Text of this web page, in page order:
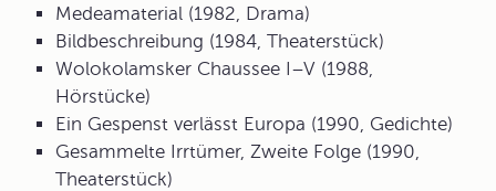
Medeamaterial (1982, Drama)
Bildbeschreibung (1984, Theaterstück)
Wolokolamsker Chaussee I–V (1988,
Hörstücke)
Ein Gespenst verlässt Europa (1990, Gedichte)
Gesammelte Irrtümer, Zweite Folge (1990,
Theaterstück)